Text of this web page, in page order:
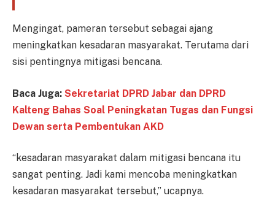
Mengingat, pameran tersebut sebagai ajang
meningkatkan kesadaran masyarakat. Terutama dari
sisi pentingnya mitigasi bencana.
Baca Juga: Sekretariat DPRD Jabar dan DPRD
Kalteng Bahas Soal Peningkatan Tugas dan Fungsi
Dewan serta Pembentukan AKD
“kesadaran masyarakat dalam mitigasi bencana itu
sangat penting. Jadi kami mencoba meningkatkan
kesadaran masyarakat tersebut,” ucapnya.